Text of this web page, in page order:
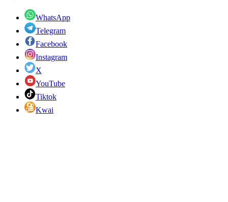
WhatsApp
Telegram
Facebook
Instagram
X
YouTube
Tiktok
Kwai